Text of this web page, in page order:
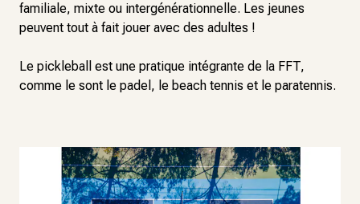
familiale, mixte ou intergénérationnelle. Les jeunes
peuvent tout à fait jouer avec des adultes !
Le pickleball est une pratique intégrante de la FFT,
comme le sont le padel, le beach tennis et le paratennis.